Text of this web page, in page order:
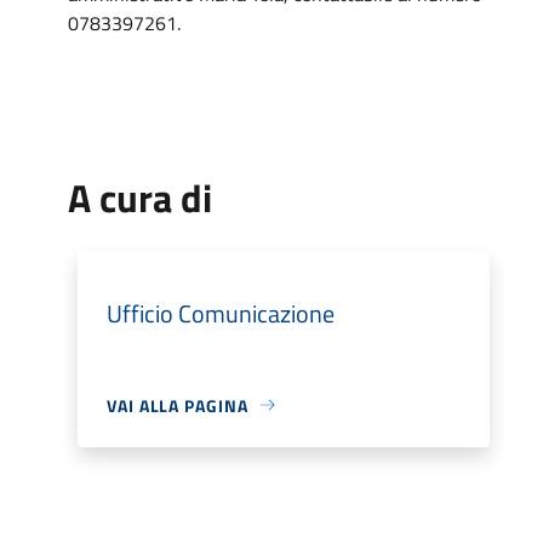
0783397261.
A cura di
Ufficio Comunicazione
VAI ALLA PAGINA